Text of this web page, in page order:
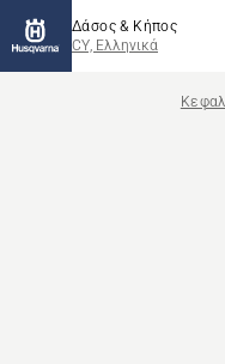
Δάσος & Κήπος
CY, Ελληνικά